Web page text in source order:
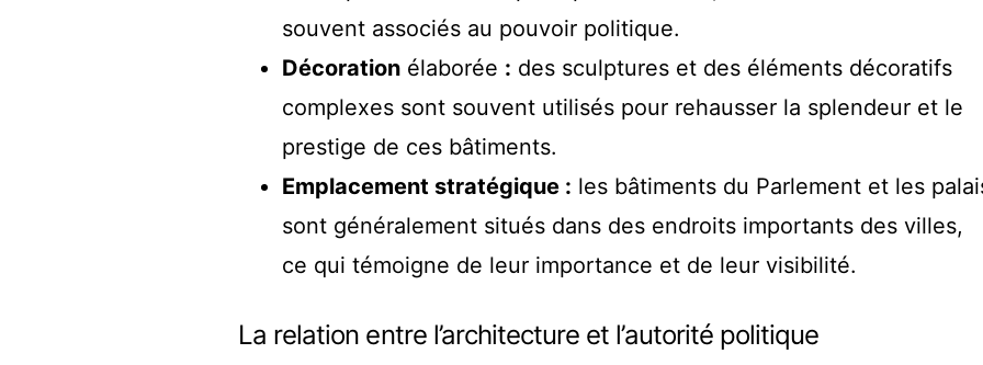
souvent associés au pouvoir politique.
Décoration élaborée : des sculptures et des éléments décoratifs
complexes sont souvent utilisés pour rehausser la splendeur et le
prestige de ces bâtiments.
Emplacement stratégique : les bâtiments du Parlement et les
sont généralement situés dans des endroits importants des villes,
ce qui témoigne de leur importance et de leur visibilité.
La relation entre l’architecture et l’autorité politique